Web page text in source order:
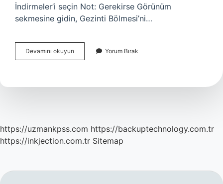
İndirmeler’i seçin Not: Gerekirse Görünüm
sekmesine gidin, Gezinti Bölmesi’ni…
Devamını okuyun
Dosyaları
Yorum Bırak
https://uzmankpss.com https://backuptechnology.com.tr
https://inkjection.com.tr Sitemap